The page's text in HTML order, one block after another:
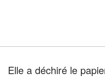
Elle a déchiré le